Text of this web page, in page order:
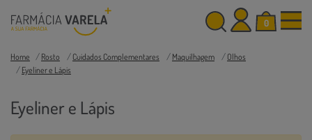
0
Home Rosto Cuidados Complementares Maquilhagem
Olhos
Eyeliner e Lápis
Eyeliner e Lápis